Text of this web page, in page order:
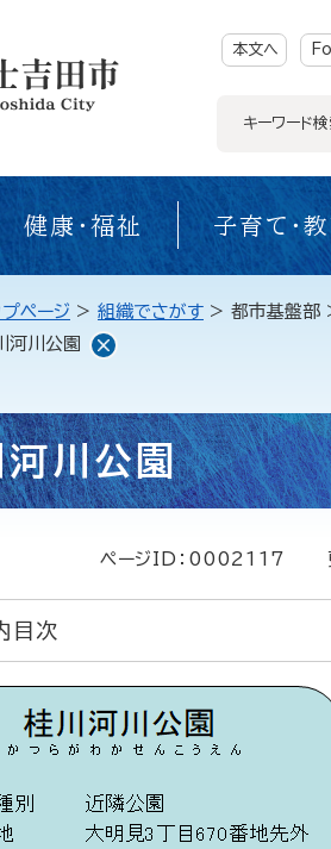
本文へ
キーワード
健康・福祉 子育て・
プページ > 組織でさがす > 都市基盤部
河川公園
河川公園
ページID：0002117
目次